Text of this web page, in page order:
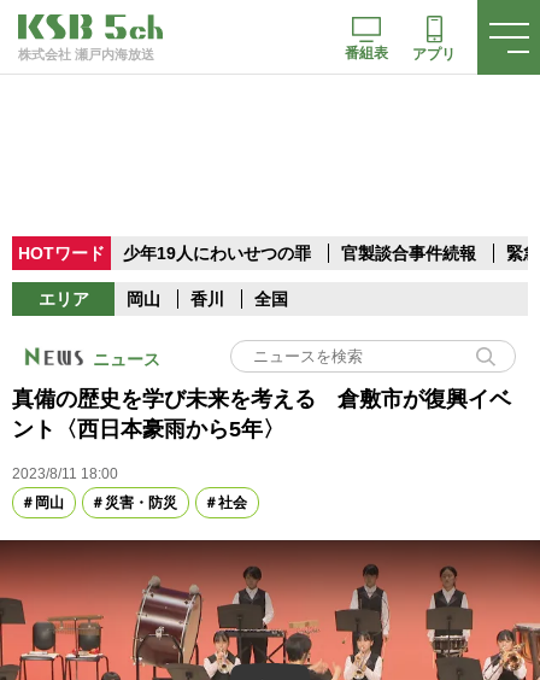
株式会社 瀬戸内海放送 番組表 アプリ
HOTワード 少年19人にわいせつの罪 官製談合事件続報 緊
エリア 岡山 香川 全国
ニュース
真備の歴史を学び未来を考える 倉敷市が復興イベ
ント〈西日本豪雨から5年〉
2023/8/11 18:00
岡山
災害・防災 社会